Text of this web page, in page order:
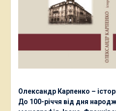
Олександр Карпенко –
До 100-річчя від дня